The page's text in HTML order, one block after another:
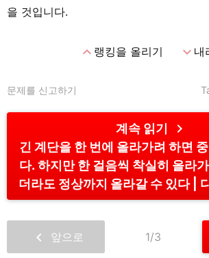
을 것입니다.
expand_less랭킹을 올리기 expand_more내
문제를 신고하기
계속 읽기 chevron_right
긴 계단을 한 번에 올라가려 하면
다. 하지만 한 걸음씩 착실히 올라
더라도 정상까지 올라갈 수 있다
chevron_left 앞으로 1/3